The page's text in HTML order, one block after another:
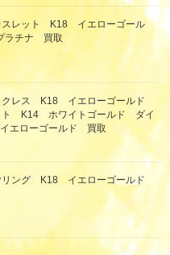
レット K18 イエローゴール
チナ 買取
レス K18 イエローゴールド
ト K14 ホワイトゴールド ダイ
ローゴールド 買取
ング K18 イエローゴールド